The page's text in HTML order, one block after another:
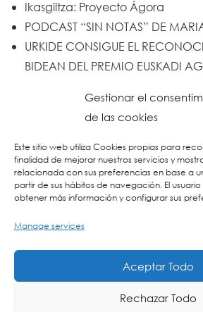
Gestionar el
de las cookies
Este sitio web utiliza Cookies propias para
finalidad de mejorar nuestros servicios y
relacionada con sus preferencias en base a
partir de sus hábitos de navegación. El
obtener más información y configurar sus
Manage services
Aceptar Todo
Rechazar Todo
Ikasgiltza: Proyecto Ágora
PODCAST “SIN NOTAS” DE
URKIDE CONSIGUE EL
BIDEAN DEL PREMIO EUSKADI
Urkide en Cadena SER